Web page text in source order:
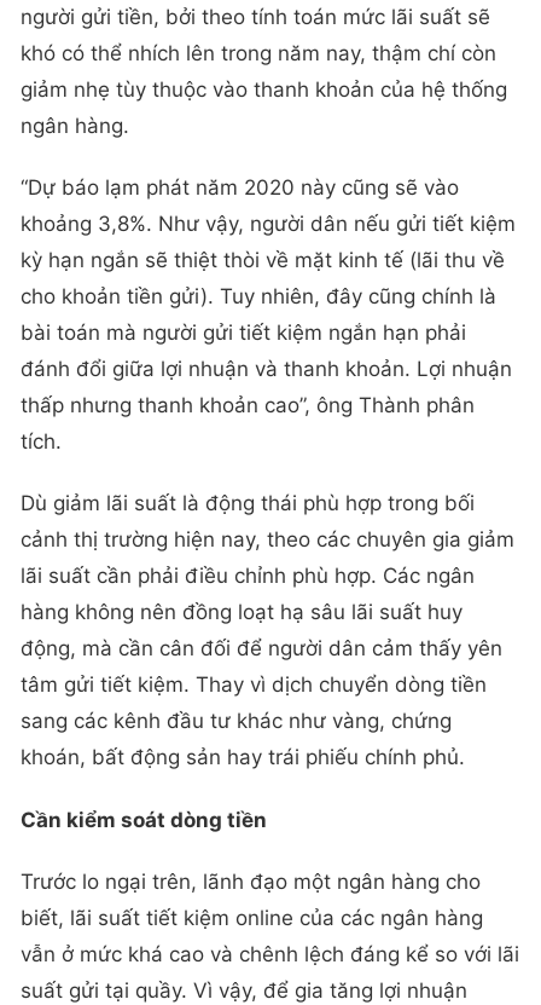
người gửi tiền, bởi theo tính toán mức lãi suất sẽ
khó có thể nhích lên trong năm nay, thậm chí còn
giảm nhẹ tùy thuộc vào thanh khoản của hệ thống
ngân hàng.
“Dự báo lạm phát năm 2020 này cũng sẽ vào
khoảng 3,8%. Như vậy, người dân nếu gửi tiết kiệm
kỳ hạn ngắn sẽ thiệt thòi về mặt kinh tế (lãi thu về
cho khoản tiền gửi). Tuy nhiên, đây cũng chính là
bài toán mà người gửi tiết kiệm ngắn hạn phải
đánh đổi giữa lợi nhuận và thanh khoản. Lợi nhuận
thấp nhưng thanh khoản cao”, ông Thành phân
tích.
Dù giảm lãi suất là động thái phù hợp trong bối
cảnh thị trường hiện nay, theo các chuyên gia giảm
lãi suất cần phải điều chỉnh phù hợp. Các ngân
hàng không nên đồng loạt hạ sâu lãi suất huy
động, mà cần cân đối để người dân cảm thấy yên
tâm gửi tiết kiệm. Thay vì dịch chuyển dòng tiền
sang các kênh đầu tư khác như vàng, chứng
khoán, bất động sản hay trái phiếu chính phủ.
Cần kiểm soát dòng tiền
Trước lo ngại trên, lãnh đạo một ngân hàng cho
biết, lãi suất tiết kiệm online của các ngân hàng
vẫn ở mức khá cao và chênh lệch đáng kể so với lãi
suất gửi tại quầy. Vì vậy, để gia tăng lợi nhuận